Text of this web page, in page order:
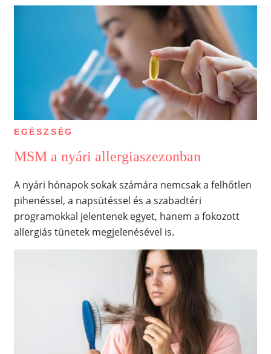
EGÉSZSÉG
MSM a nyári allergiaszezonban
A nyári hónapok sokak számára nemcsak a felhőtlen
pihenéssel, a napsütéssel és a szabadtéri
programokkal jelentenek egyet, hanem a fokozott
allergiás tünetek megjelenésével is.